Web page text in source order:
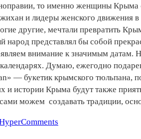
то именно женщины Крыма
и лидеры женского
другие, мечтали превратить
народ представлял бы собой
внимание к значимым датам.
Думаю, ежегодно
— букетик крымского тюльпана,
и истории Крыма будут также
можем создавать традиции,